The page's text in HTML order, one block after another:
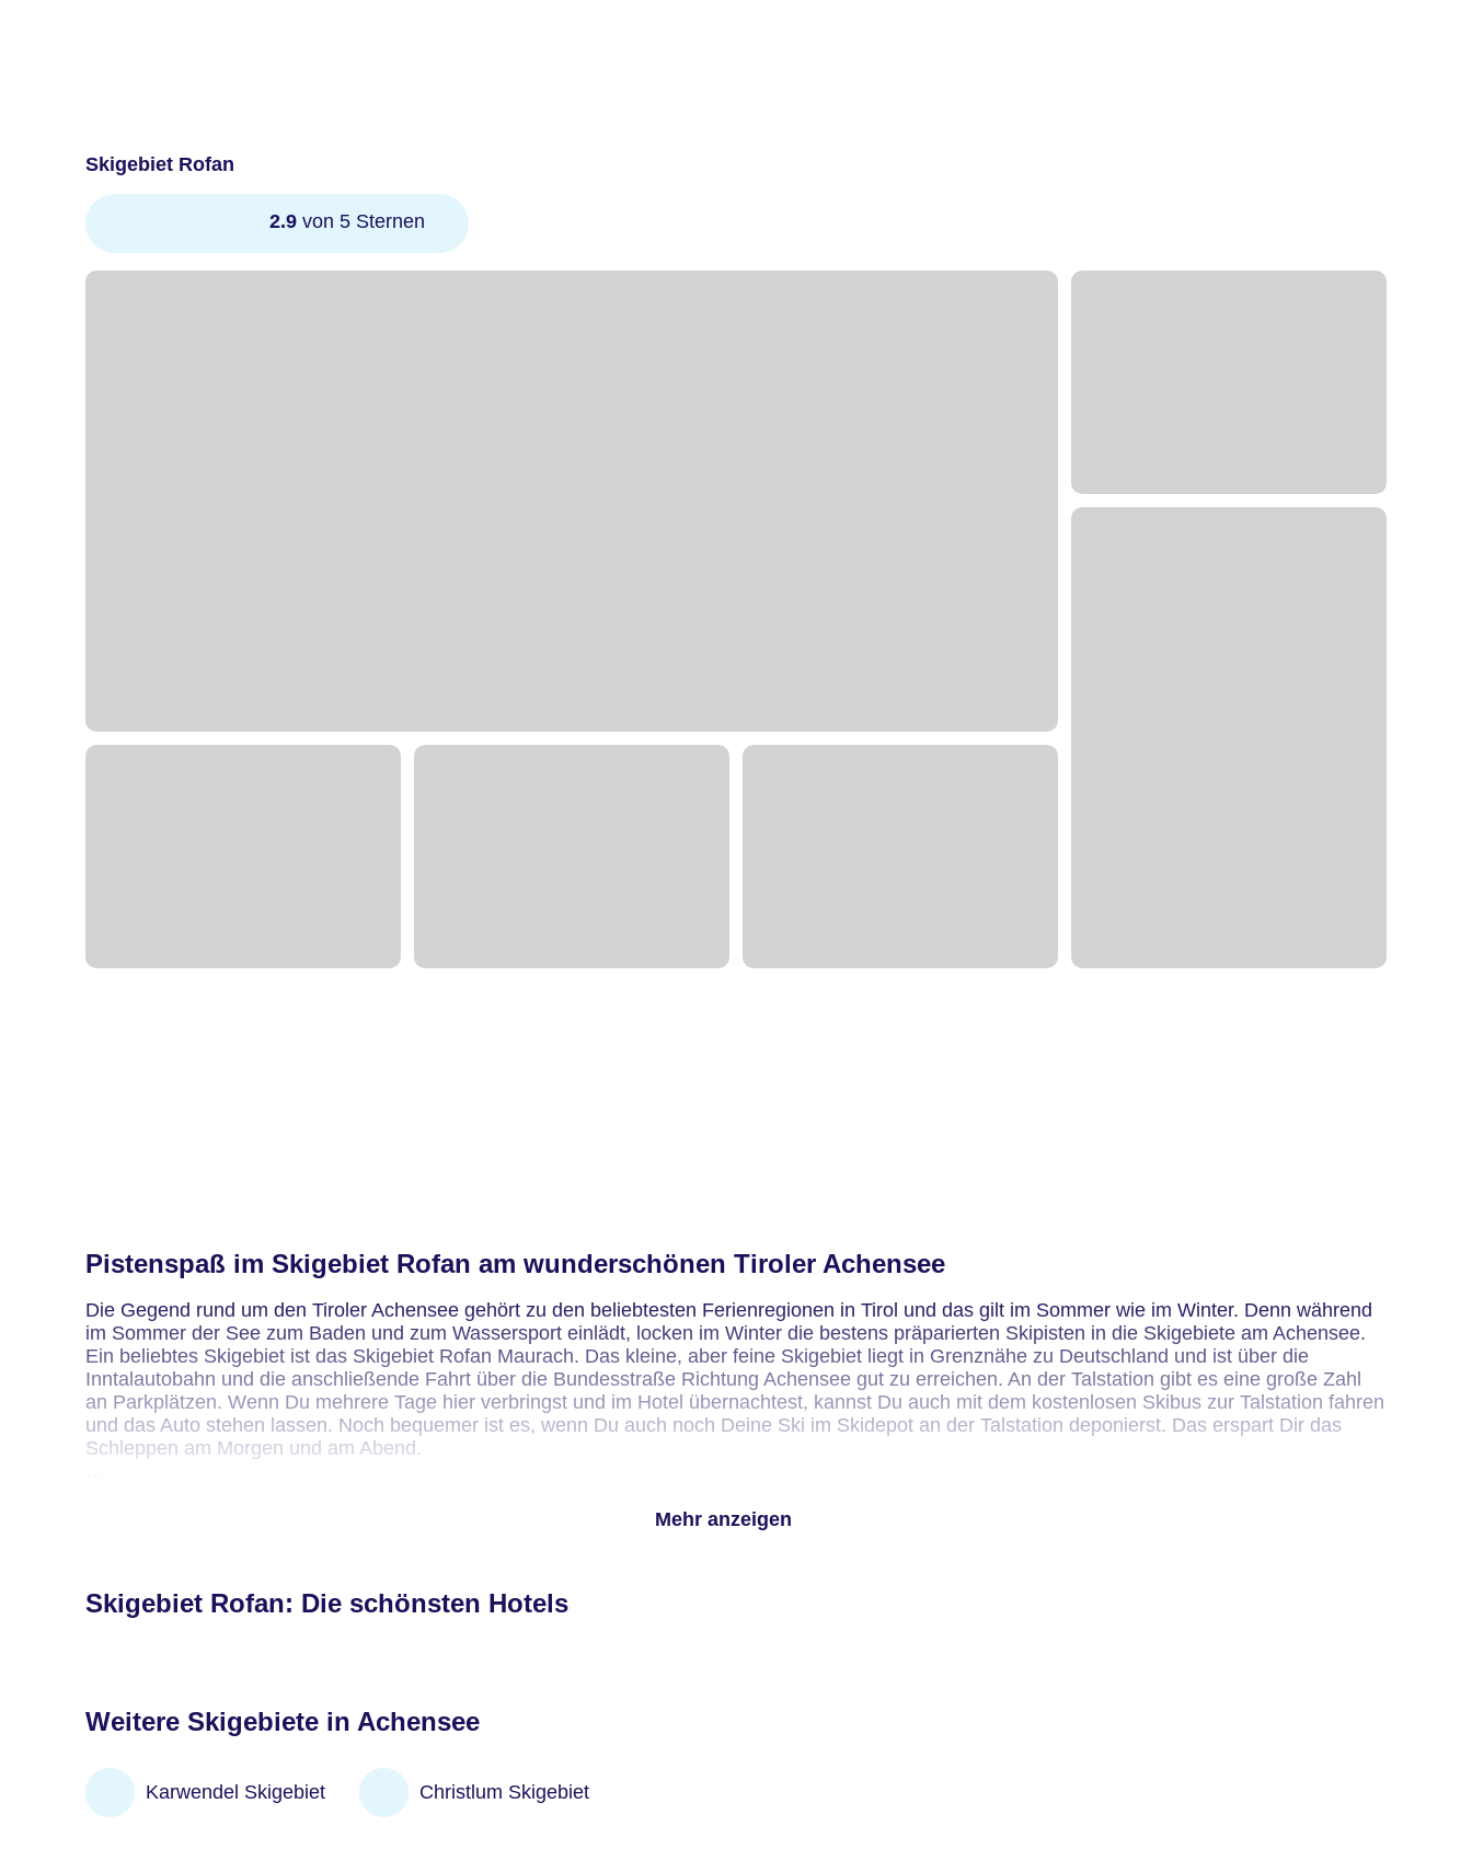
Skigebiet Rofan
2.9 von 5 Sternen
Pistenspaß im Skigebiet Rofan am wunderschönen Tiroler Achensee
Die Gegend rund um den Tiroler Achensee gehört zu den beliebtesten Ferienregionen in Tirol und das gilt im Sommer wie im Winter. Denn während
im Sommer der See zum Baden und zum Wassersport einlädt, locken im Winter die bestens präparierten Skipisten in die Skigebiete am Achensee.
Ein beliebtes Skigebiet ist das Skigebiet Rofan Maurach. Das kleine, aber feine Skigebiet liegt in Grenznähe zu Deutschland und ist über die
Inntalautobahn und die anschließende Fahrt über die Bundesstraße Richtung Achensee gut zu erreichen. An der Talstation gibt es eine große Zahl
an Parkplätzen. Wenn Du mehrere Tage hier verbringst und im Hotel übernachtest, kannst Du auch mit dem kostenlosen Skibus zur Talstation fahren
und das Auto stehen lassen. Noch bequemer ist es, wenn Du auch noch Deine Ski im Skidepot an der Talstation deponierst. Das erspart Dir das
Schleppen am Morgen und am Abend.
Skischulen informieren möchtest. Ebenso liegen hier die Pistenpläne auf. Der Pistenplan des Skigebiets Maurach gibt Dir eine Orientierung über die
Mehr anzeigen
Skigebiet Rofan: Die schönsten Hotels
Weitere Skigebiete in Achensee
Karwendel Skigebiet Christlum Skigebiet